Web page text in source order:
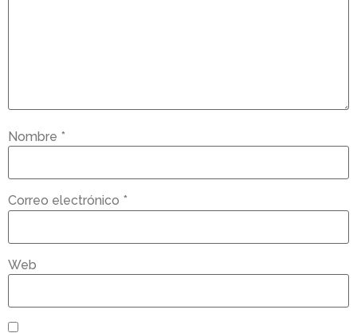
Nombre *
Correo electrónico *
Web